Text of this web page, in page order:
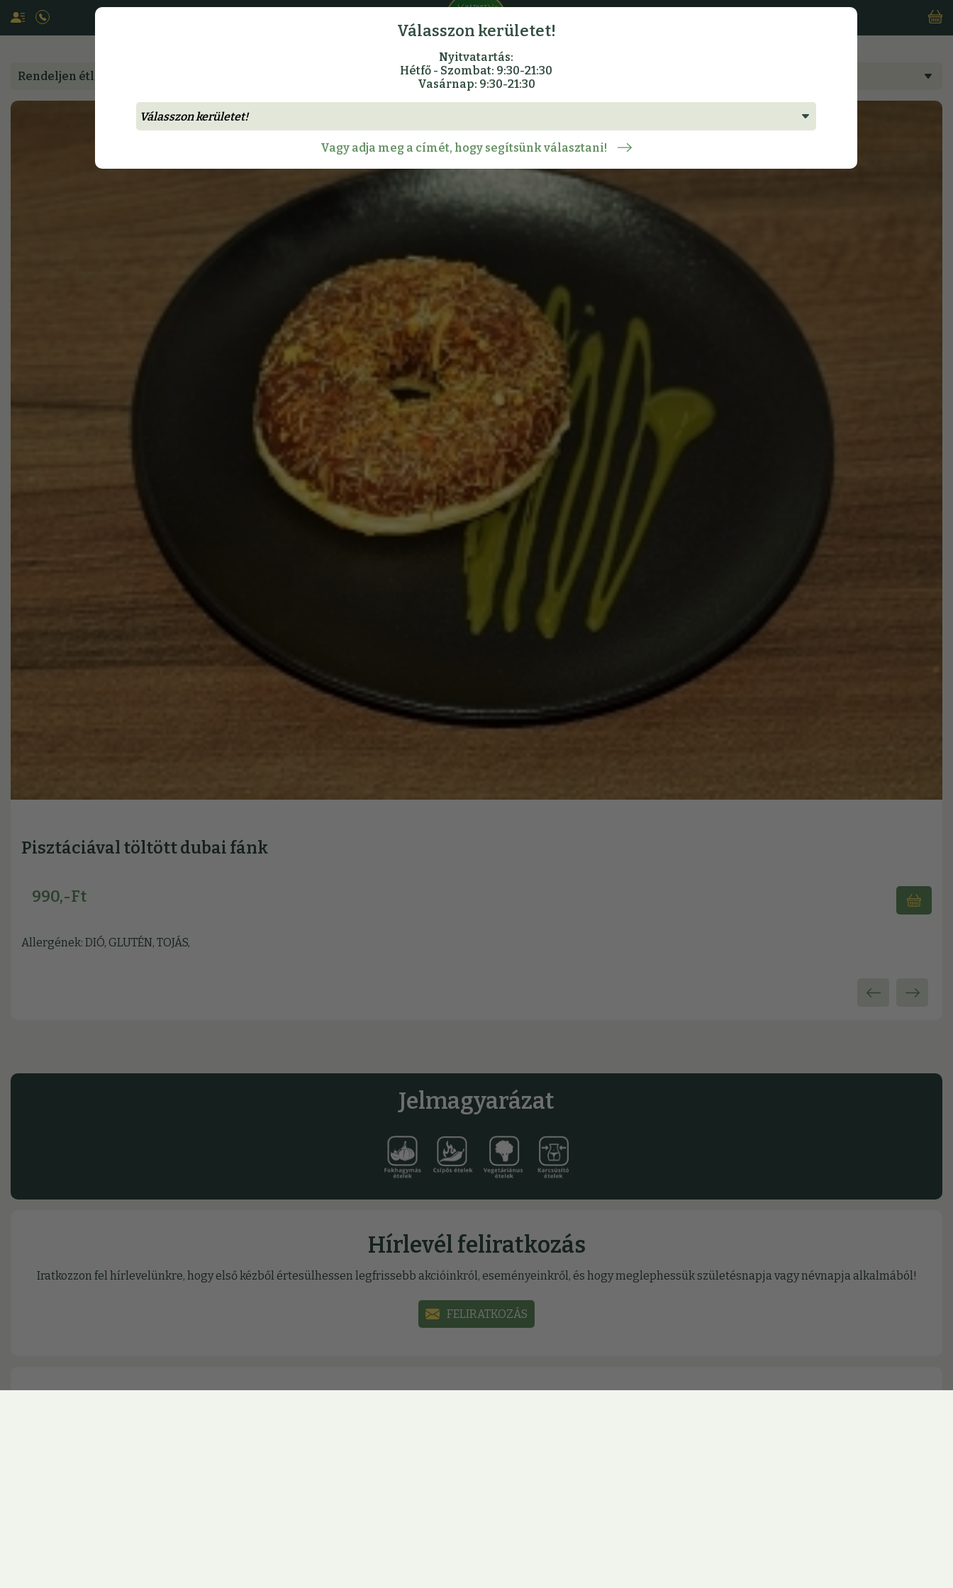
Rendeljen étlapunkról
Pisztáciával töltött dubai fánk
990,-Ft
Allergének: DIÓ, GLUTÉN, TOJÁS,
Jelmagyarázat
Hírlevél feliratkozás
Iratkozzon fel hírlevelünkre, hogy első kézből értesülhessen legfrissebb akcióinkról, eseményeinkről, és hogy meglephessük születésnapja vagy névnapja alkalmából!
FELIRATKOZÁS
Válasszon kerületet!
Nyitvatartás:
Hétfő - Szombat: 9:30-21:30
Vasárnap: 9:30-21:30
Vagy adja meg a címét, hogy segítsünk választani!